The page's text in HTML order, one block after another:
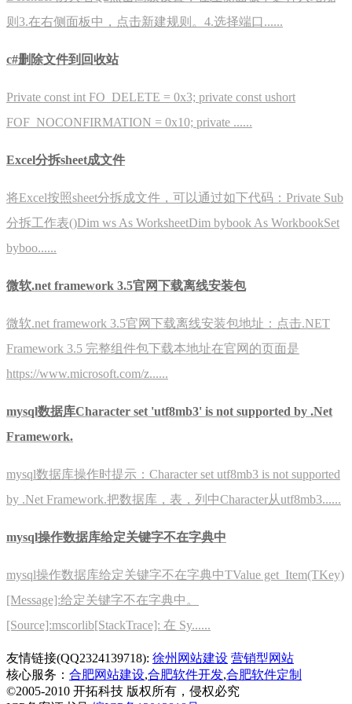
则3.在右侧面板中，点击新建规则。4.选择端口......
c#删除文件到回收站
Private const int FO_DELETE = 0x3; private const ushort
FOF_NOCONFIRMATION = 0x10; private ......
Excel分拆sheet成文件
将Excel按照sheet分拆成文件，可以通过如下代码：Private Sub
分拆工作表()Dim ws As WorksheetDim bybook As WorkbookSet
byboo......
微软.net framework 3.5官网下载离线安装包
微软.net framework 3.5官网下载离线安装包地址：点击.NET
Framework 3.5 完整组件包下载本地址在官网的页面是
https://www.microsoft.com/z......
mysql数据库Character set 'utf8mb3' is not supported by .Net
Framework.
mysql数据库操作时提示：Character set utf8mb3 is not supported
by .Net Framework.把数据库，表，列中Character从utf8mb3......
mysql操作数据库给定关键字不在字典中
mysql操作数据库给定关键字不在字典中TValue get_Item(TKey)
[Message]:给定关键字不在字典中。
[Source]:mscorlib[StackTrace]: 在 Sy......
友情链接(QQ2324139718): 徐州网站建设 营销型网站
核心服务： 合肥网站建设,合肥软件开发,合肥软件定制
©2005-2010 开拓科技 版权所有，侵权必究